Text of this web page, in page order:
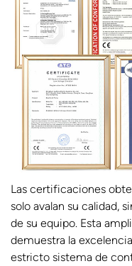
Las certificaciones
solo avalan su calidad,
de su equipo. Esta
demuestra la
estricto sistema de